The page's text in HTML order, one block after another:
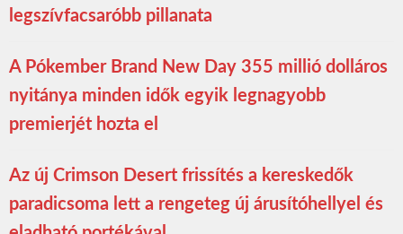
legszívfacsaróbb pillanata
A Pókember Brand New Day 355 millió dolláros
nyitánya minden idők egyik legnagyobb
premierjét hozta el
Az új Crimson Desert frissítés a kereskedők
paradicsoma lett a rengeteg új árusítóhellyel és